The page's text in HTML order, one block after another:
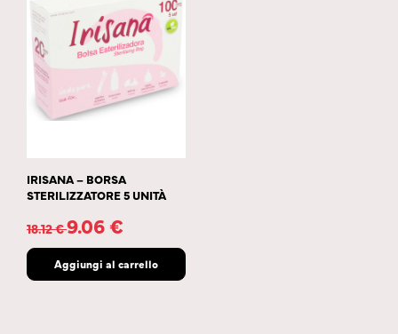
IRISANA – BORSA
STERILIZZATORE 5 UNITÀ
18.12€9.06€
Aggiungi al carrello